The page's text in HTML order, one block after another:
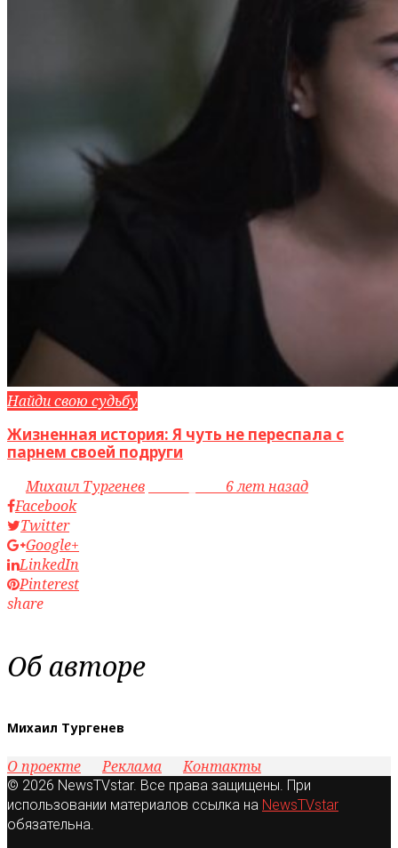
Найди свою судьбу
Жизненная история: Я чуть не переспала с
парнем своей подруги
byМихаил Тургенев
6 лет назад
Facebook
Twitter
Google+
LinkedIn
Pinterest
share
Об авторе
Михаил Тургенев
О проекте Реклама Контакты
© 2026 NewsTVstar. Все права защищены. При
использовании материалов ссылка на NewsTVstar
обязательна.